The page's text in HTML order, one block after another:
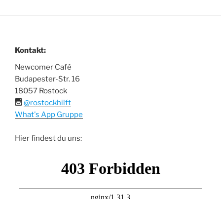
Kontakt:
Newcomer Café
Budapester-Str. 16
18057 Rostock
@rostockhilft
What's App Gruppe
Hier findest du uns: